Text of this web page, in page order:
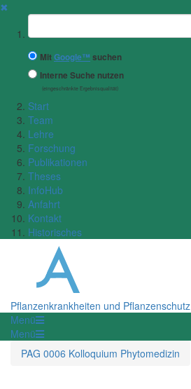
✖
Suchbegriff
MitGoogle™ suchen
Interne Suche nutzen
(eingeschränkte Ergebnisqualität)
Start
Team
Lehre
Forschung
Publikationen
Theses
InfoHub
Anfahrt
Kontakt
Historisches
Pflanzenkrankheiten und Pflanzenschutz
Menü
Menü
PAG 0006 Kolloquium Phytomedizin